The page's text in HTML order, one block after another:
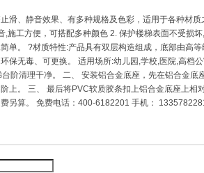
滑、静音效果、有多种规格及色彩，适用于各种材
,施工方便，可搭配多种颜色 2. 保护楼梯表面不受损
单。 ?材质特性:产品具有双层构造组成，底部由高
保无毒、可更换。 适用场所:幼儿园,学校,医院,高档
阶清理干净。 二、 安装铝合金底座，先在铝合金
上。 三、 最后将PVC软质胶条扣上铝合金底座上
另算。 免费电话：400-6182201 手机：